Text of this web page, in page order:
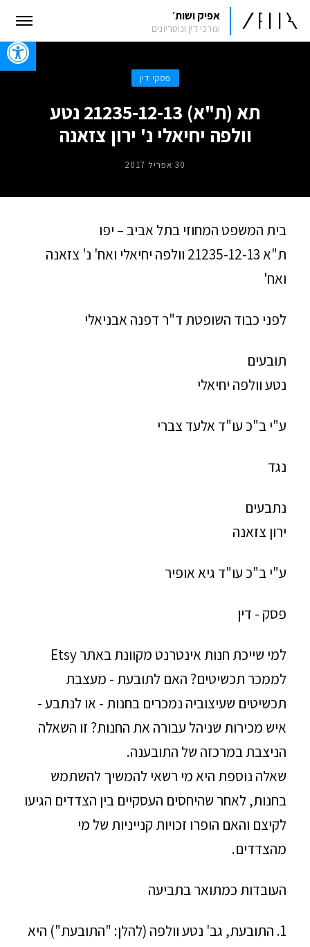
אפיק ושות׳
עורכי דין ונוטריונים
פסקי דין
תא (ת"א) 21235-12-13 נטע
וולפה יחיאלי נ' ירון צזאנה
30 אפריל 2017
בית המשפט המחוזי בתל אביב – יפו
ת"א 21235-12-13 וולפה יחיאלי ואח' נ' צזאנה
ואח'
לפני כבוד השופטת ד"ר דפנה אבניאלי
תובעים
נטע וולפה יחיאלי
ע"י ב"כ עו"ד אלעד צברי
נגד
נתבעים
ירון צזאנה
ע"י ב"כ עו"ד גיא אופיר
פסק - דין
למי שייכת חנות אינטרנט מקוונת באתר Etsy
לממכר תכשיטים? האם לתובעת - מעצבת
תכשיטים שעיצוביה נמכרים בחנות - או לנתבע -
איש מכירות שניהל עבורה את החנות? זו השאלה
הניצבת במרכזה של התובענה.
שאלה נוספת היא מי רשאי להמשיך להשתמש
בחנות, לאחר שהיחסים העסקיים בין הצדדים הגיעו
לקיצם והאם הופרו זכויות קנייניות של מי
מהצדדים.
העובדות כמתואר בתביעה
1. התובעת, גב' נטע וולפה (להלן: "התובעת") היא